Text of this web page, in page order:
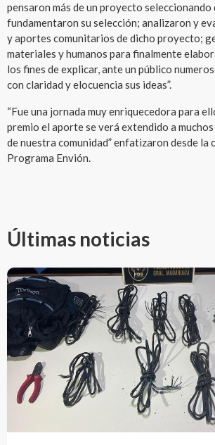
pensaron más de un proyecto
fundamentaron su selección; analizaron y
y aportes comunitarios de dicho proyecto;
materiales y humanos para finalmente
los fines de explicar, ante un público
con claridad y elocuencia sus ideas”.
“Fue una jornada muy enriquecedora para
premio el aporte se verá extendido a
de nuestra comunidad” enfatizaron desde la
Programa Envión.
Últimas noticias